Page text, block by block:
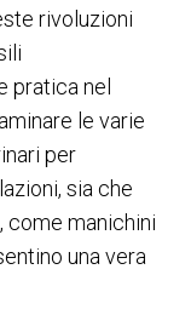
rivoluzioni
pratica nel
le varie
per
sia che
manichini
una vera